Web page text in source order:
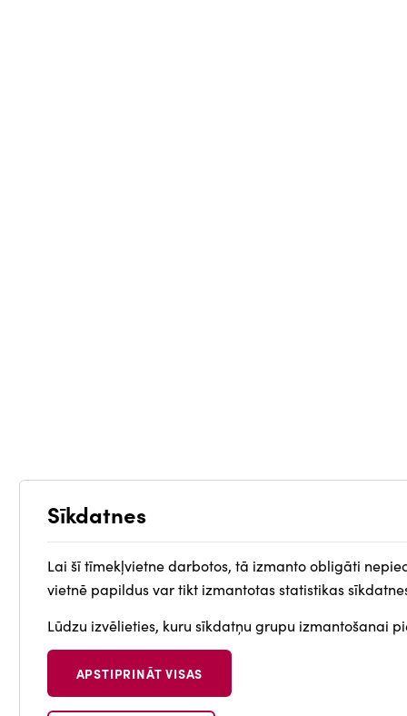
Sīkdatnes
Lai šī tīmekļvietne darbotos, tā izmanto obligāti
vietnē papildus var tikt izmantotas statistikas
Lūdzu izvēlieties, kuru sīkdatņu grupu izmantošanai
APSTIPRINĀT VISAS